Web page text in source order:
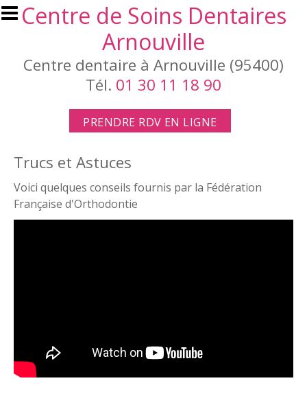
Aller au contenu principal
Centre de Soins Dentaires
Arnouville
Centre dentaire à Arnouville (95400)
Tél. 01 30 11 18 90
PRENDRE RDV EN LIGNE
Trucs et Astuces
Voici quelques conseils fournis par la Fédération
Française d'Orthodontie